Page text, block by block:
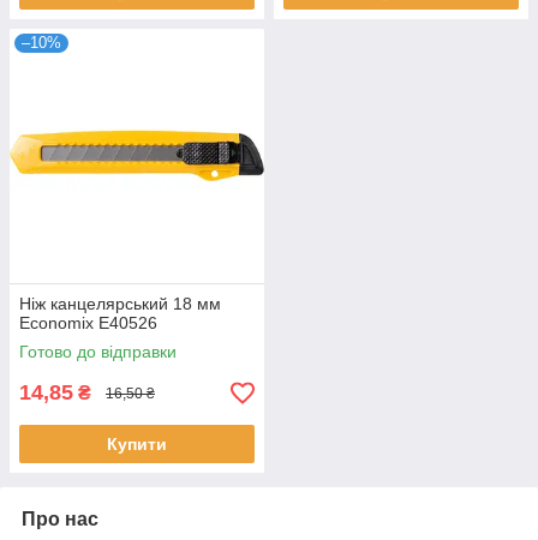
–10%
Ніж канцелярський 18 мм
Economix E40526
Готово до відправки
14,85 ₴ 16,50 ₴
Купити
Про нас